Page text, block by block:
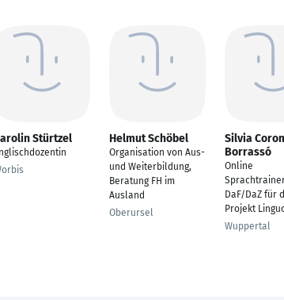
Stürtzel Helmut Schöbel
Organisation von Aus-
und Weiterbildung,
Beratung FH im
Ausland
Oberursel
Silvia
Borrassó
Online
DaF/DaZ für
Projekt
Wuppertal